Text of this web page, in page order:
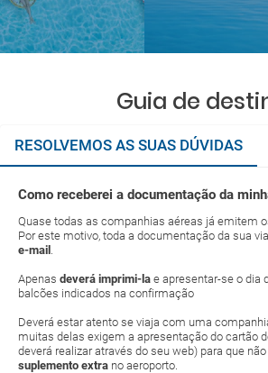
Guia de
RESOLVEMOS AS SUAS DÚVIDAS
Como receberei a documentação da
Quase todas as companhias aéreas já emitem
Por este motivo, toda a documentação da sua
e-mail .
Apenas deverá imprimi-la e apresentar-se o dia
balcões indicados na confirmação
Deverá estar atento se viaja com uma
muitas delas exigem a apresentação do cartão
deverá realizar através do seu web) para que
suplemento extra no aeroporto.